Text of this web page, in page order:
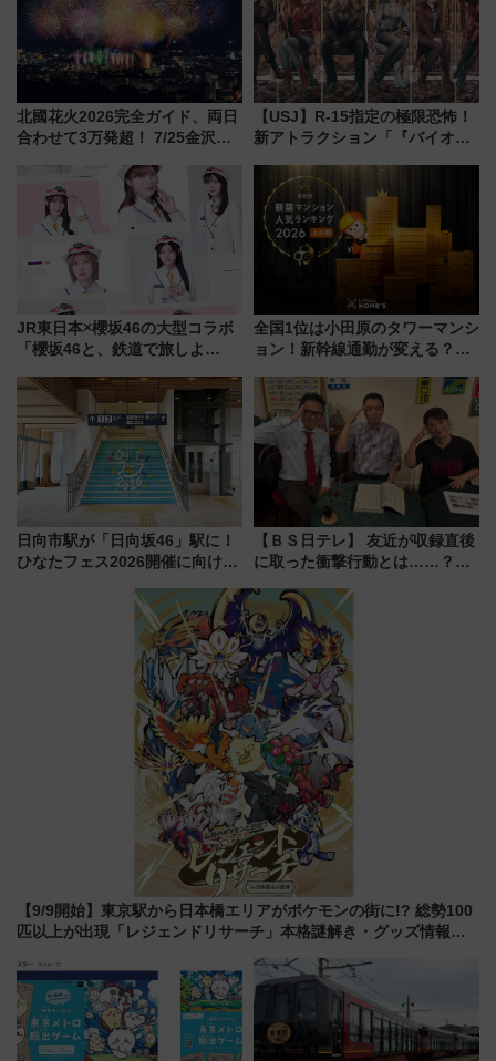
北國花火2026完全ガイド、両日
合わせて3万発超！ 7/25金沢大
会の日程・アクセス・観覧席ま
とめ（石川県）
【USJ】R-15指定の極限恐怖！
新アトラクション「『バイオハ
ブ」今秋登場 ―予測不能の恐
怖に泣き叫べ―
JR東日本×櫻坂46の大型コラボ
「櫻坂46と、鉄道で旅しよ
潟・長野・庄内へ
全国1位は小田原のタワーマンシ
ョン！新幹線通勤が変える？
【新築マンション人気ランキン
グ】
日向市駅が「日向坂46」駅に！
ひなたフェス2026開催に向けJR
全力応援 夜行列車「ドリーム
おひさま号」も走る
【ＢＳ日テレ】 友近が収録直後
に取った衝撃行動とは……？
で極上の夏祭り鉄道旅を放送
【9/9開始】東京駅から日本橋エリアがポケモンの街に!? 総勢100
匹以上が出現「レジェンドリサーチ」本格謎解き・グッズ情報ま